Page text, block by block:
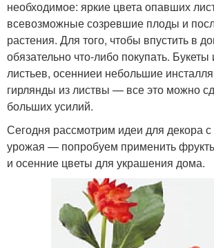
необходимое: яркие цвета опавших
всевозможные созревшие плоды и
растения. Для того, чтобы впустить в
обязательно что-либо покупать. Букеты
листьев, осенниеи небольшие
гирлянды из листвы — все это можно
больших усилий.
Сегодня рассмотрим идеи для декора
урожая — попробуем применить
и осенние цветы для украшения дома.